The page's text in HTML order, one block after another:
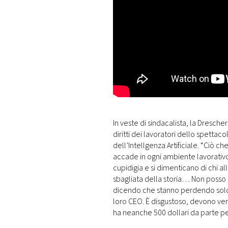
In veste di sindacalista, la
diritti dei lavoratori dello
dell’Intellgenza Artificiale. “Ciò
accade in ogni ambiente
cupidigia e si dimenticano di chi
sbagliata della storia… Non
dicendo che stanno perdendo
loro CEO. È disgustoso, devono
ha neanche 500 dollari da parte